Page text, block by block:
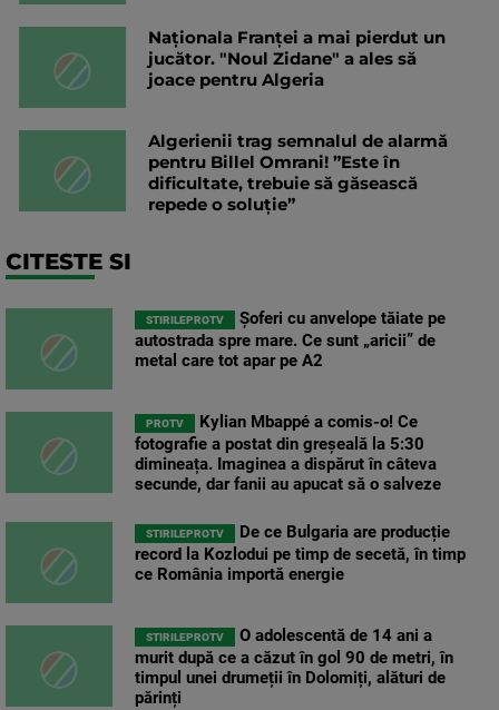
Naționala Franței a mai pierdut un
jucător. "Noul Zidane" a ales să
joace pentru Algeria
Algerienii trag semnalul de alarmă
pentru Billel Omrani! ”Este în
dificultate, trebuie să găsească
repede o soluție”
CITESTE SI
STIRILEPROTV
Șoferi cu anvelope tăiate pe
autostrada spre mare. Ce sunt „aricii” de
metal care tot apar pe A2
PROTV
Kylian Mbappé a comis-o! Ce
fotografie a postat din greșeală la 5:30
dimineața. Imaginea a dispărut în câteva
secunde, dar fanii au apucat să o salveze
STIRILEPROTV
De ce Bulgaria are producție
record la Kozlodui pe timp de secetă, în timp
ce România importă energie
STIRILEPROTV
O adolescentă de 14 ani a
murit după ce a căzut în gol 90 de metri, în
timpul unei drumeții în Dolomiți, alături de
părinți